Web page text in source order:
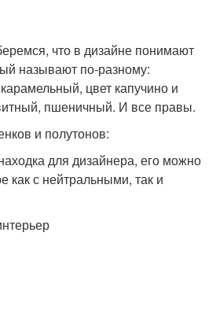
что в дизайне понимают
называют по-разному:
цвет капучино и
пшеничный. И все правы.
и полутонов:
для дизайнера, его можно
как с нейтральными, так и